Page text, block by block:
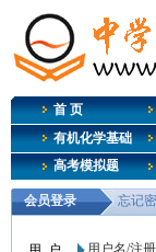
首 页
有机化学基础
高考模拟题